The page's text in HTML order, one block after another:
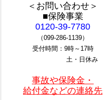
＜お問い合わせ＞
■保険事業
0120-39-7780
（099-286-1139）
受付時間：9時～17時
土・日休み
事故や保険金・
給付金などの連絡先